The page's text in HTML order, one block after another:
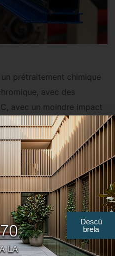
prétraitement chimique
avec des
avec un moindre impact
la mise en œuvre de
à l’aluminium des
à la corrosion tout en
de couleurs afin de
de tous les
rugueux,
Descú
brela